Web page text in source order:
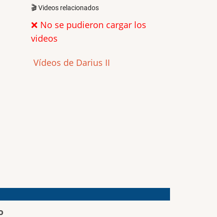
🎬 Videos relacionados
❌ No se pudieron cargar los
videos
Vídeos de Darius II